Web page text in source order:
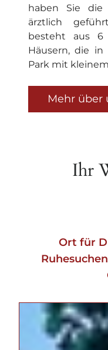
haben Sie die
ärztlich
besteht aus 6
Häusern, die
Park mit
Mehr über
Ihr
Ort für